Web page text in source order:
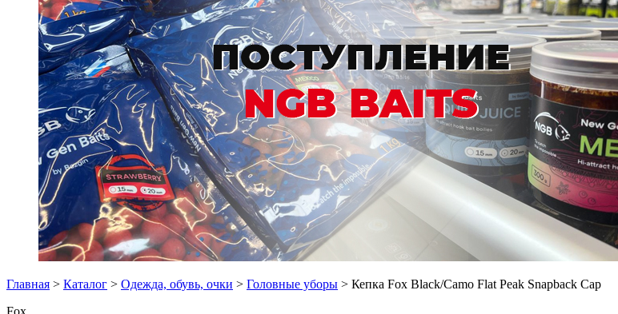
Главная > Каталог > Одежда, обувь, очки > Головные уборы > Кепка Fox Black/Camo Flat Peak Snapback Cap
Fox